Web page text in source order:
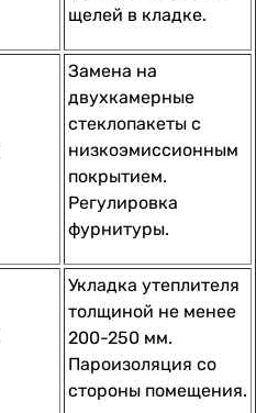
щелей в кладке.
Замена на
двухкамерные
стеклопакеты с
низкоэмиссионным
покрытием.
Регулировка
фурнитуры.
Укладка утеплителя
толщиной не менее
200-250 мм.
Пароизоляция со
стороны помещения.